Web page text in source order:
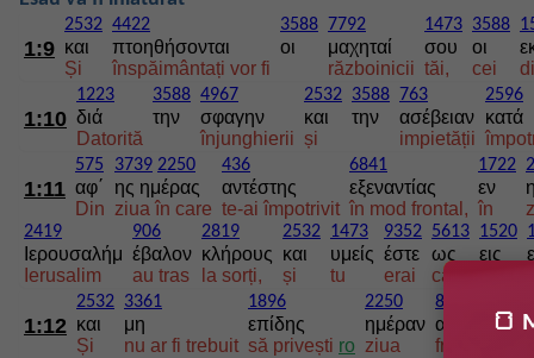
1:9
2532
και
Și
4422
πτοηθήσονται
înspăimântați vor fi
3588
οι
7792
μαχηταί
războinicii
1473
σου
tăi,
3588
οι
cei
1:10
1223
διά
Datorită
3588
την
4967
σφαγην
înjunghierii
2532
και
și
3588
την
763
ασέβειαν
impietății
2596
κατά
1:11
575
αφ΄
Din
3739 2250
ης ημέρας
ziua în care
436
αντέστης
te-ai împotrivit
6841
εξεναντίας
în mod frontal,
1722
εν
în
2419
Ιερουσαλήμ
Ierusalim
906
έβαλον
au tras
2819
κλήρους
la sorți,
2532
και
și
1473
υμείς
tu
9352
έστε
erai
5613
ως
ca
1520
εις
1:12
2532
και
Și
3361
μη
nu ar fi trebuit
1896
επίδης
să privești ro
2250
ημέραν
ziua
80
αδελφού
fratelui
🍞